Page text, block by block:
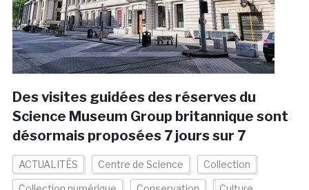
Des visites guidées des réserves du
Science Museum Group britannique sont
désormais proposées 7 jours sur 7
ACTUALITÉS Centre de Science Collection